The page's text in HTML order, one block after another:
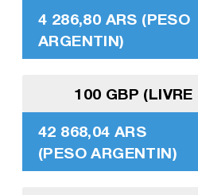
4 286,80 ARS (PESO
ARGENTIN)
100 GBP
42 868,04 ARS
(PESO ARGENTIN)